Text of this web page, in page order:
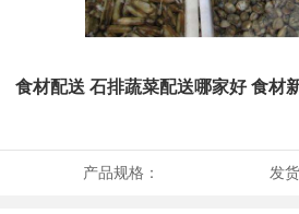
食材配送 石排蔬菜配送哪家好 食材
产品规格： 发